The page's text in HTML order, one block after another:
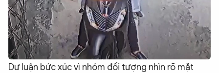
Dư luận bức xúc vì nhóm đối tượng nhìn rõ mặt